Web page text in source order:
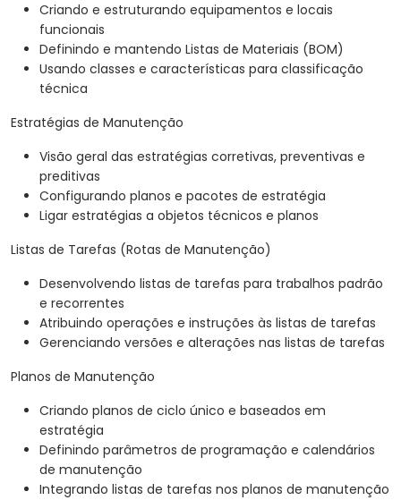
Criando e estruturando equipamentos e locais
funcionais
Definindo e mantendo Listas de Materiais (BOM)
Usando classes e características para classificação
técnica
Estratégias de Manutenção
Visão geral das estratégias corretivas, preventivas e
preditivas
Configurando planos e pacotes de estratégia
Ligar estratégias a objetos técnicos e planos
Listas de Tarefas (Rotas de Manutenção)
Desenvolvendo listas de tarefas para trabalhos padrão
e recorrentes
Atribuindo operações e instruções às listas de tarefas
Gerenciando versões e alterações nas listas de tarefas
Planos de Manutenção
Criando planos de ciclo único e baseados em
estratégia
Definindo parâmetros de programação e calendários
de manutenção
Integrando listas de tarefas nos planos de manutenção